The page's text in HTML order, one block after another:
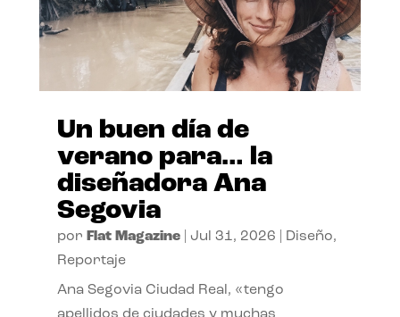
Un buen día de
verano para… la
diseñadora Ana
Segovia
por Flat Magazine| Jul 31, 2026 Diseño,
Reportaje
Ana Segovia Ciudad Real, «tengo